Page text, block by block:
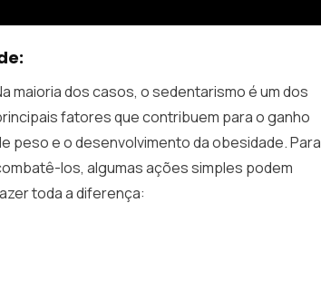
maioria dos casos, o sedentarismo é um dos
fatores que contribuem para o ganho
peso e o desenvolvimento da obesidade. Para
los, algumas ações simples podem
toda a diferença: